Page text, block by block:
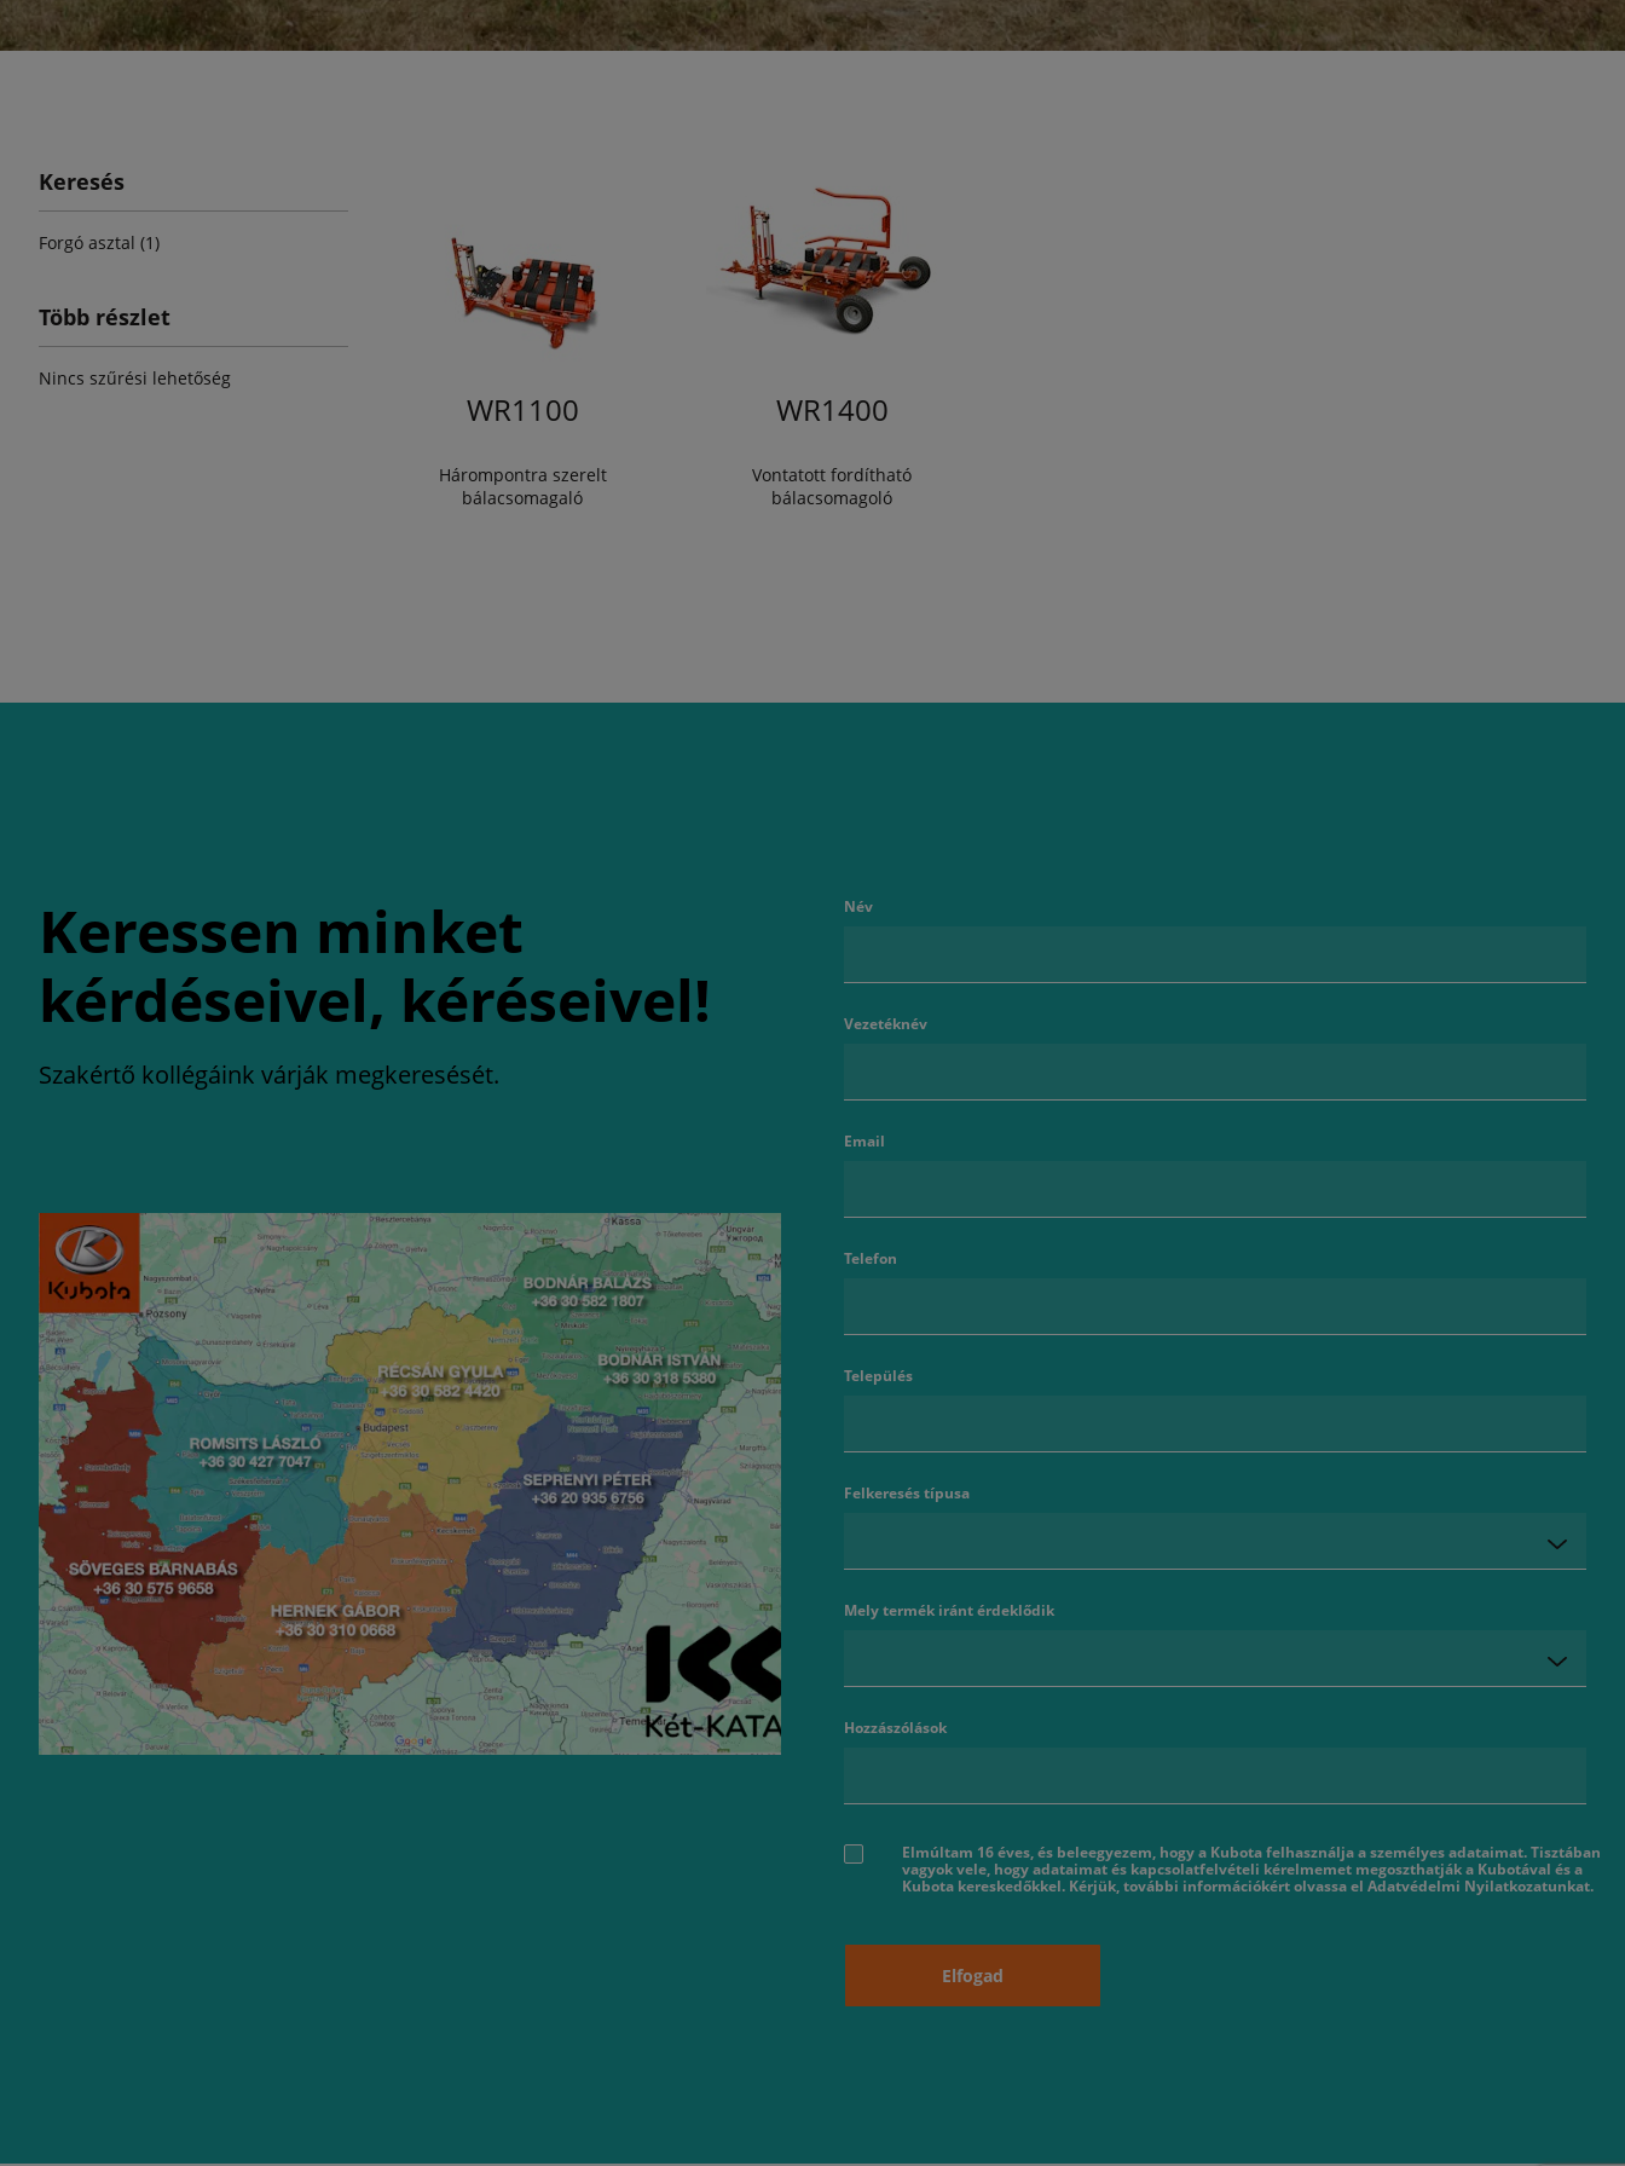
Keresés
Forgó asztal (1)
Több részlet
Nincs szűrési lehetőség
WR1100
Hárompontra szerelt
bálacsomagaló
WR1400
Vontatott fordítható
bálacsomagoló
Keressen minket
kérdéseivel, kéréseivel!
Szakértő kollégáink várják megkeresését.
Név
Vezetéknév
Email
Telefon
Település
Felkeresés típusa
Mely termék iránt érdeklődik
Hozzászólások
Elmúltam 16 éves, és beleegyezem, hogy a Kubota felhasználja a személyes adataimat. Tisztában
vagyok vele, hogy adataimat és kapcsolatfelvételi kérelmemet megoszthatják a Kubotával és a
Kubota kereskedőkkel. Kérjük, további információkért olvassa el Adatvédelmi Nyilatkozatunkat.
Elfogad